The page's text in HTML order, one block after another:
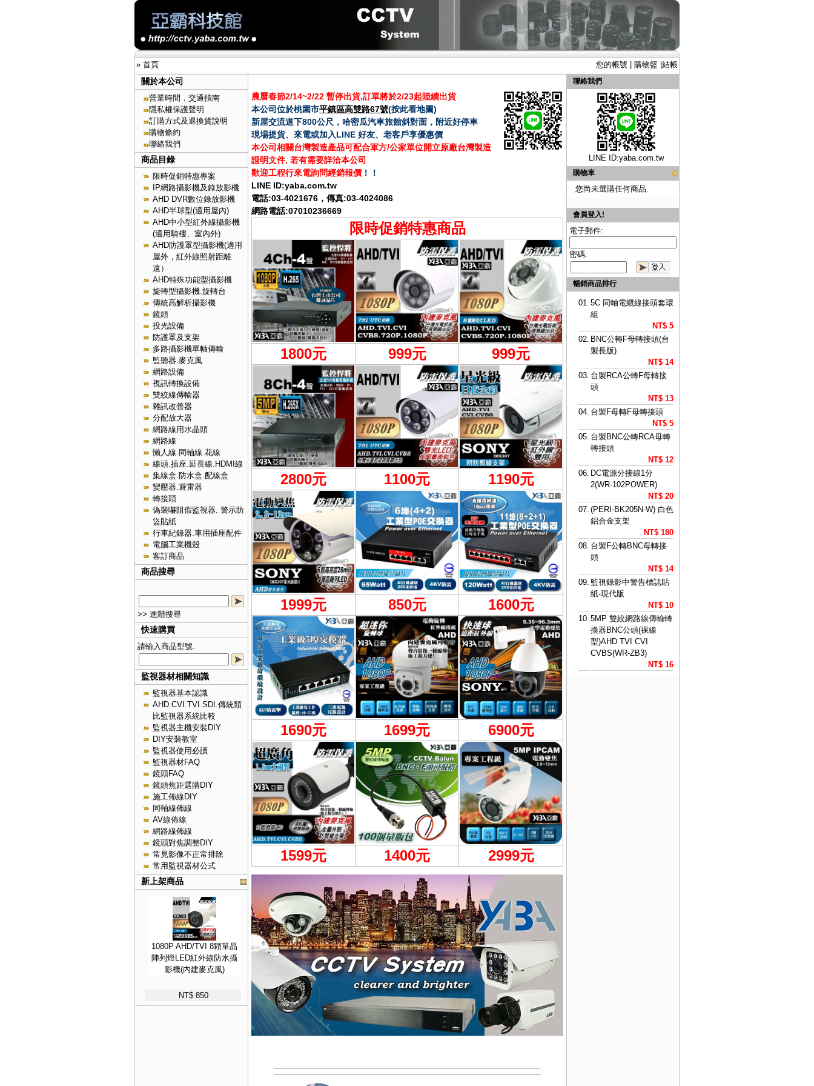
» 首頁 您的帳號 購物籃 結帳
關於本公司
營業時間．交通指南
隱私權保護聲明
訂購方式及退換貨說明
購物條約
聯絡我們
商品目錄
限時促銷特惠專案
IP網路攝影機及錄放影機
AHD DVR數位錄放影機
AHD半球型(適用屋內)
AHD中小型紅外線攝影機
(適用騎樓、室內外)
AHD防護罩型攝影機(適用
屋外，紅外線照射距離
遠）
AHD特殊功能型攝影機
旋轉型攝影機.旋轉台
傳統高解析攝影機
鏡頭
投光設備
防護罩及支架
多路攝影機單軸傳輸
監聽器.麥克風
網路設備
視訊轉換設備
雙絞線傳輸器
雜訊改善器
分配放大器
網路線用水晶頭
網路線
懶人線.同軸線.花線
線頭.插座.延長線.HDMI線
集線盒.防水盒.配線盒
變壓器.避雷器
轉接頭
偽裝嚇阻假監視器. 警示防
盜貼紙
行車紀錄器.車用插座配件
電腦工業機殼
客訂商品
商品搜尋
>> 進階搜尋
快速購買
請輸入商品型號.
監視器材相關知識
監視器基本認識
AHD.CVI.TVI.SDI.傳統類
比監視器系統比較
監視器主機安裝DIY
DIY安裝教室
監視器使用必讀
監視器材FAQ
鏡頭FAQ
鏡頭焦距選購DIY
施工佈線DIY
同軸線佈線
AV線佈線
網路線佈線
鏡頭對焦調整DIY
常見影像不正常排除
常用監視器材公式
新上架商品
1080P AHD/TVI 8顆單晶
陣列燈LED紅外線防水攝
影機(內建麥克風)
NT$ 850
農曆春節2/14~2/22 暫停出貨,訂單將於2/23起陸續出貨
本公司位於桃園市平鎮區高雙路67號(按此看地圖)
新屋交流道下800公尺，哈密瓜汽車旅館斜對面，附近好停車
現場提貨、來電或加入LINE 好友、老客戶享優惠價
本公司相關台灣製造產品可配合軍方/公家單位開立原廠台灣製造
證明文件, 若有需要詳洽本公司
歡迎工程行來電詢問經銷報價 ！！
LINE ID:yaba.com.tw
電話:03-4021676 ，傳真:03-4024086
網路電話:07010236669
限時促銷特惠商品
1800元 999元 999元
2800元 1100元 1190元
1999元 850元 1600元
1690元 1699元 6900元
1599元 1400元 2999元
聯絡我們
LINE ID:yaba.com.tw
購物車
您尚未選購任何商品.
會員登入!
電子郵件:
密碼:
暢銷商品排行
01. 5C 同軸電纜線接頭套環
組
NT$ 5
02. BNC公轉F母轉接頭(台
製長版)
NT$ 14
03. 台製RCA公轉F母轉接
頭
NT$ 13
04. 台製F母轉F母轉接頭
NT$ 5
05. 台製BNC公轉RCA母轉
轉接頭
NT$ 12
06. DC電源分接線1分
2(WR-102POWER)
NT$ 20
07. (PERI-BK205N-W) 白色
鋁合金支架
NT$ 180
08. 台製F公轉BNC母轉接
頭
NT$ 14
09. 監視錄影中警告標誌貼
紙-現代版
NT$ 10
10. 5MP 雙絞網路線傳輸轉
換器BNC公頭(祼線
型)AHD TVI CVI
CVBS(WR-ZB3)
NT$ 16